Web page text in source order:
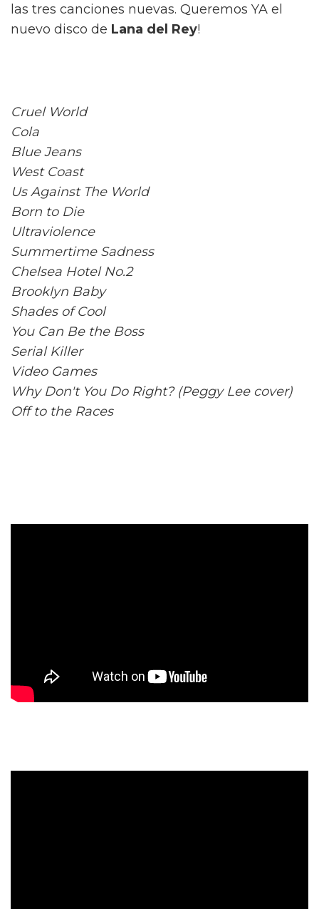
las tres canciones nuevas. Queremos YA el
nuevo disco de Lana del Rey!
Cruel World
Cola
Blue Jeans
West Coast
Us Against The World
Born to Die
Ultraviolence
Summertime Sadness
Chelsea Hotel No.2
Brooklyn Baby
Shades of Cool
You Can Be the Boss
Serial Killer
Video Games
Why Don't You Do Right? (Peggy Lee cover)
Off to the Races